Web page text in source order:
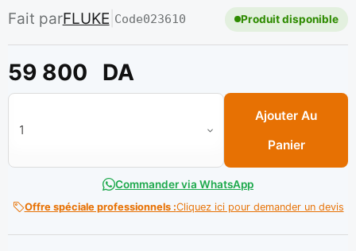
Fait parFLUKE| Code023610 Produit disponible
59 800 DA
quantité de MULTIMETRE NUMERIQUE 1000V 10A REF: 17 B+
Ajouter Au
Panier
Commander via WhatsApp
Offre spéciale professionnels :Cliquez ici pour demander un devis